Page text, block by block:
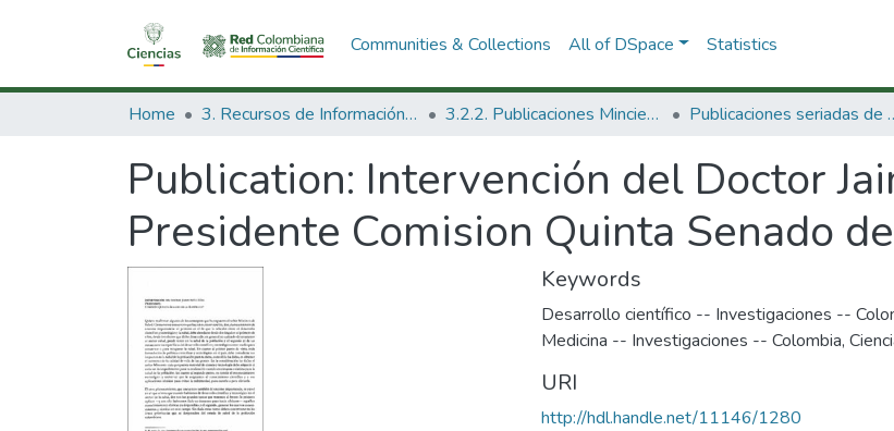
Communities & Collections All of DSpace Statistics
Home 3. Recursos de Información Científica y Tecnológica 3.2.2. Publicaciones Minciencias
Publication: Intervención del Doctor
Presidente Comision Quinta Senado
Keywords
Desarrollo científico -- Investigaciones --
Medicina -- Investigaciones -- Colombia,
URI
http://hdl.handle.net/11146/1280